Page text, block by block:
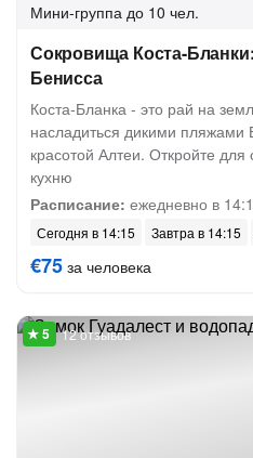
Мини-группа до 10 чел.
Сокровища Коста-
Бенисса
Коста-Бланка - это рай на
насладиться дикими пляжами
красотой Алтеи. Откройте
кухню
Расписание: ежедневно в
Сегодня в 14:15 Завтра в 14:15
€75 за человека
12 отзывов